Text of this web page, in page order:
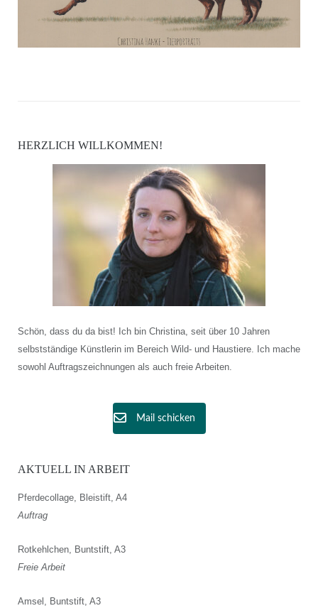
HERZLICH WILLKOMMEN!
Schön, dass du da bist! Ich bin Christina, seit über 10 Jahren
selbstständige Künstlerin im Bereich Wild- und Haustiere. Ich mache
sowohl Auftragszeichnungen als auch freie Arbeiten.
Mail schicken
AKTUELL IN ARBEIT
Pferdecollage, Bleistift, A4
Auftrag
Rotkehlchen, Buntstift, A3
Freie Arbeit
Amsel, Buntstift, A3